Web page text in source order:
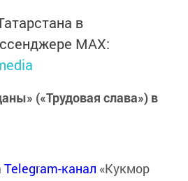
в
MАХ:
(«Трудовая слава») в
Telegram-канал «Кукмор